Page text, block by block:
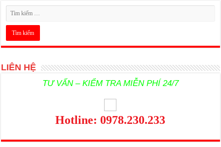
LIÊN HỆ
TƯ VẤN – KIỂM TRA MIỄN PHÍ 24/7
Hotline: 0978.230.233